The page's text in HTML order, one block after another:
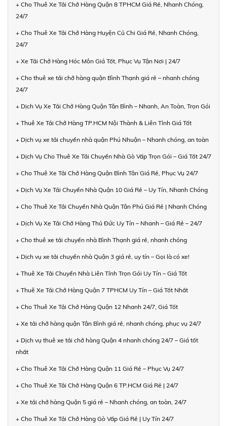
+ Cho Thuê Xe Tải Chở Hàng Quận 8 TPHCM Giá Rẻ, Nhanh Chóng,
24/7
+ Cho Thuê Xe Tải Chở Hàng Huyện Củ Chi Giá Rẻ, Nhanh Chóng,
24/7
+ Xe Tải Chở Hàng Hóc Môn Giá Tốt, Phục Vụ Tận Nơi | 24/7
+ Cho thuê xe tải chở hàng quận Bình Thạnh giá rẻ – nhanh chóng
24/7
+ Dịch Vụ Xe Tải Chở Hàng Quận Tân Bình – Nhanh, An Toàn, Trọn Gói
+ Thuê Xe Tải Chở Hàng TP.HCM Nội Thành & Liên Tỉnh Giá Tốt
+ Dịch vụ xe tải chuyển nhà quận Phú Nhuận – Nhanh chóng, an toàn
+ Dịch Vụ Cho Thuê Xe Tải Chuyển Nhà Gò Vấp Trọn Gói – Giá Tốt 24/7
+ Cho Thuê Xe Tải Chở Hàng Quận Bình Tân Giá Rẻ, Phục Vụ 24/7
+ Dịch Vụ Xe Tải Chuyển Nhà Quận 10 Giá Rẻ – Uy Tín, Nhanh Chóng
+ Cho Thuê Xe Tải Chuyển Nhà Quận Tân Phú Giá Rẻ | Nhanh Chóng
+ Dịch Vụ Xe Tải Chở Hàng Thủ Đức Uy Tín – Nhanh – Giá Rẻ – 24/7
+ Cho thuê xe tải chuyển nhà Bình Thạnh giá rẻ, nhanh chóng
+ Dịch vụ xe tải chuyển nhà Quận 3 giá rẻ, uy tín – Gọi là có xe!
+ Thuê Xe Tải Chuyển Nhà Liên Tỉnh Trọn Gói Uy Tín – Giá Tốt
+ Thuê Xe Tải Chở Hàng Quận 7 TPHCM Uy Tín – Giá Tốt Nhất
+ Cho Thuê Xe Tải Chở Hàng Quận 12 Nhanh 24/7, Giá Tốt
+ Xe tải chở hàng quận Tân Bình giá rẻ, nhanh chóng, phục vụ 24/7
+ Dịch vụ thuê xe tải chở hàng Quận 4 nhanh chóng 24/7 – Giá tốt
nhất
+ Cho Thuê Xe Tải Chở Hàng Quận 11 Giá Rẻ – Phục Vụ 24/7
+ Cho Thuê Xe Tải Chở Hàng Quận 6 TP.HCM Giá Rẻ | 24/7
+ Xe tải chở hàng Quận 5 giá rẻ – Nhanh chóng, an toàn, 24/7
+ Cho Thuê Xe Tải Chở Hàng Gò Vấp Giá Rẻ | Uy Tín 24/7